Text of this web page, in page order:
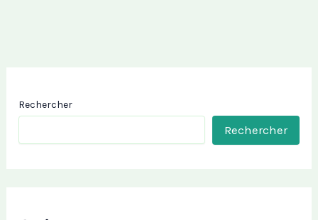
Rechercher
Rechercher